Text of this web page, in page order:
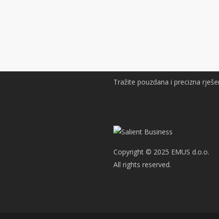
Tražite pouzdana i precizna
Copyright © 2025 EMUS d.o.o.
All rights reserved.